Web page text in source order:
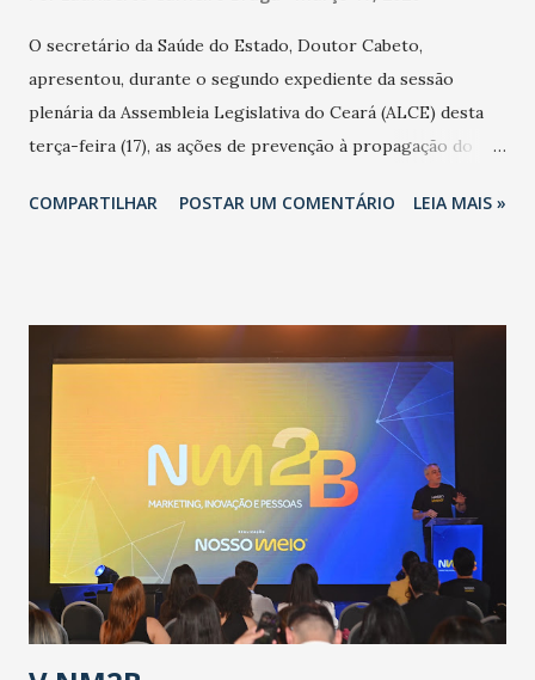
O secretário da Saúde do Estado, Doutor Cabeto,
apresentou, durante o segundo expediente da sessão
plenária da Assembleia Legislativa do Ceará (ALCE) desta
terça-feira (17), as ações de prevenção à propagação do
adotadas pelo Governo do Estado na contenção da
população suspeita e de cuidados com os ambientes
públicos e domiciliares. “Nós não estamos vivendo uma
epidemia comum, como temos em todos os anos, com
aumento de casos de dengue, influenza ou H1N1. Trata-se
de uma epidemia com um vírus diferente, com um poder de
contaminação maior que outros coronavírus”, apontou o
secretário. Segundo ele, é uma epidemia com chance de
contaminação alta, podendo gerar um grande risco à
população e ao sistema de saúde. “Precisamos saber fazer a
estratificação do risco da doença, para não so...
COMPARTILHAR POSTAR UM COMENTÁRIO LEIA MAIS »